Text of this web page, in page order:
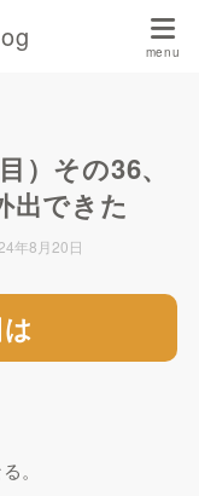
）その36、
出できた
年8月20日
。